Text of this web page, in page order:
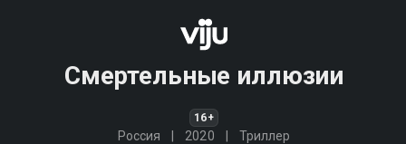
Смертельные иллюзии
16+
Россия 2020 Триллер